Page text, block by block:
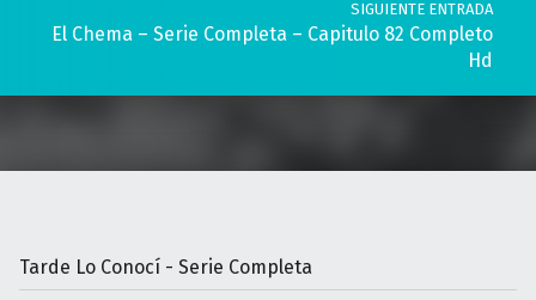
SIGUIENTE ENTRADA
El Chema – Serie Completa – Capitulo 82 Completo
Hd
Tarde Lo Conocí - Serie Completa